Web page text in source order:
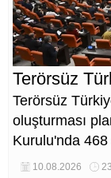
Terörsüz
Terörsüz
oluşturması
Kurulu'nda
10.08.2026